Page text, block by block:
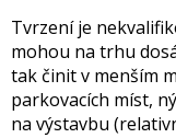
Tvrzení je
mohou na trhu
tak činit v menším
parkovacích míst,
na výstavbu